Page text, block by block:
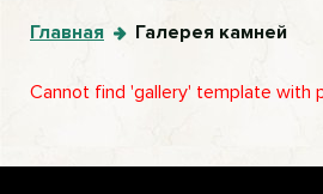
Главная Галерея камней
Cannot find 'gallery' template with